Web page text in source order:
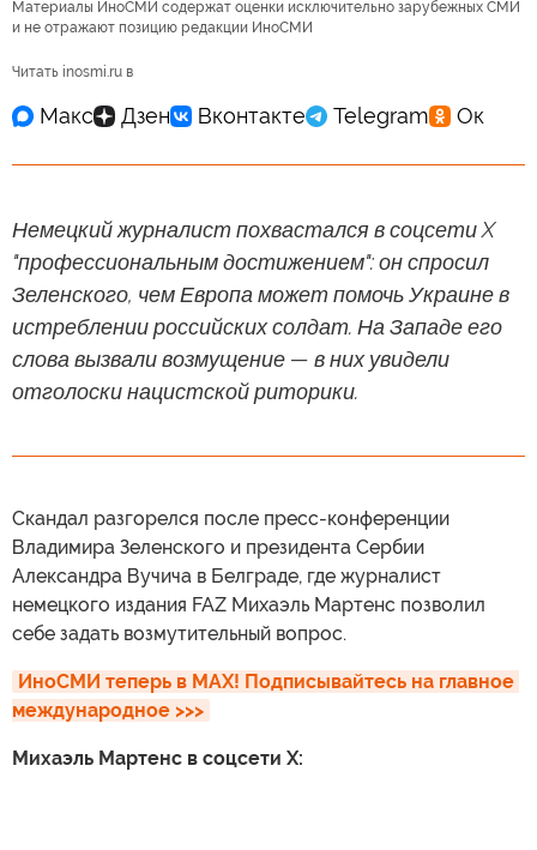
Материалы ИноСМИ содержат оценки исключительно зарубежных СМИ
и не отражают позицию редакции ИноСМИ
Читать inosmi.ru в
Немецкий журналист похвастался в соцсети X
"профессиональным достижением": он спросил
Зеленского, чем Европа может помочь Украине в
истреблении российских солдат. На Западе его
слова вызвали возмущение — в них увидели
отголоски нацистской риторики.
Скандал разгорелся после пресс-конференции
Владимира Зеленского и президента Сербии
Александра Вучича в Белграде, где журналист
немецкого издания FAZ Михаэль Мартенс позволил
себе задать возмутительный вопрос.
ИноСМИ теперь в MAX! Подписывайтесь на главное
международное >>>
Михаэль Мартенс в соцсети X: